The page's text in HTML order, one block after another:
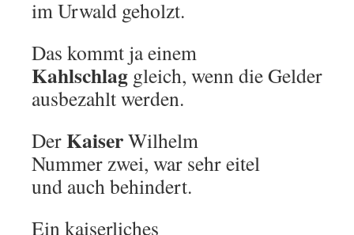
im Urwald geholzt.
Das kommt ja einem
Kahlschlaggleich, wenn die Gelder
ausbezahlt werden.
DerKaiserWilhelm
Nummer zwei, war sehr eitel
und auch behindert.
Ein kaiserliches